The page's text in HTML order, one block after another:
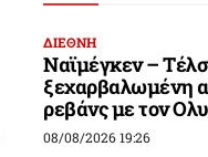
ΔΙΕΘΝΗ
Ναϊμέγκεν –
ξεχαρβαλωμένη
ρεβάνς με τον
08/08/2026 19:26